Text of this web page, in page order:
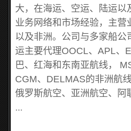
大，在海运、空运、陆运
业务网络和市场经验，主
以及非洲。公司与多家船
运主要代理OOCL、APL、
巴、红海和东南亚航线，
CGM、DELMAS的非洲航
俄罗斯航空、亚洲航空、阿
...